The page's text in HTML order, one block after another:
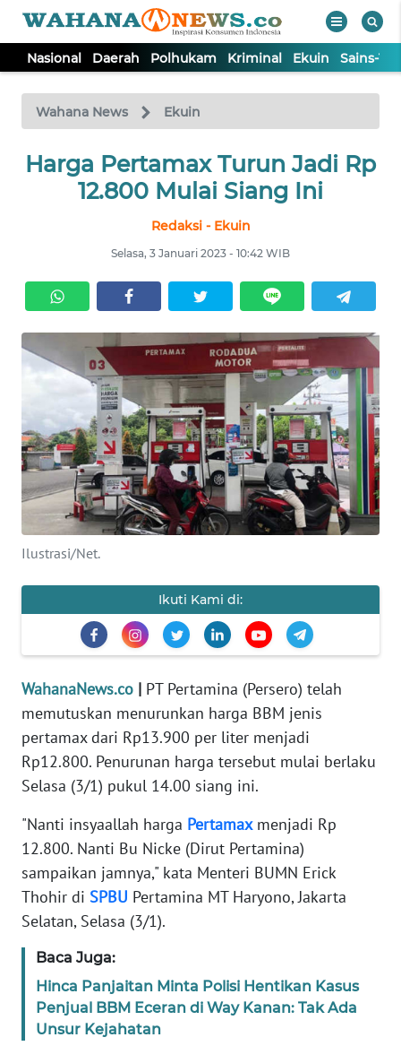
Nasional Daerah Polhukam Kriminal Ekuin Sains-
Wahana News Ekuin
Harga Pertamax Turun Jadi Rp
12.800 Mulai Siang Ini
Redaksi - Ekuin
Selasa, 3 Januari 2023 - 10:42 WIB
Ilustrasi/Net.
Ikuti Kami di:
WahanaNews.co | PT Pertamina (Persero) telah
memutuskan menurunkan harga BBM jenis
pertamax dari Rp13.900 per liter menjadi
Rp12.800. Penurunan harga tersebut mulai berlaku
Selasa (3/1) pukul 14.00 siang ini.
"Nanti insyaallah harga Pertamaxmenjadi Rp
12.800. Nanti Bu Nicke (Dirut Pertamina)
sampaikan jamnya," kata Menteri BUMN Erick
Thohir di SPBU Pertamina MT Haryono, Jakarta
Selatan, Selasa (3/1).
Baca Juga:
Hinca Panjaitan Minta Polisi Hentikan Kasus
Penjual BBM Eceran di Way Kanan: Tak Ada
Unsur Kejahatan
TV
Tutup
NASIONAL
KRIMINAL
EKUIN
SAINS-TEKNO
KESEHATAN
INTERNASIONAL
SERBA-SERBI
PENDIDIKAN
OLAHRAGA
OPINI
EDITORIAL
INDEKS
BERITA
KONTAK
INFO
IKLAN